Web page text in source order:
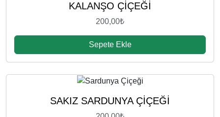
KALANŞO ÇİÇEĞİ
200,00₺
Sepete Ekle
SAKIZ SARDUNYA ÇİÇEĞİ